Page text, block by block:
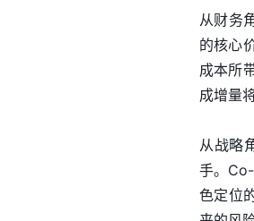
从财务
的核心
成本所
成增量
从战略
手。
色定位